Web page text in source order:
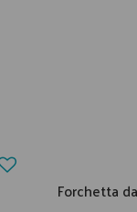
Forchetta